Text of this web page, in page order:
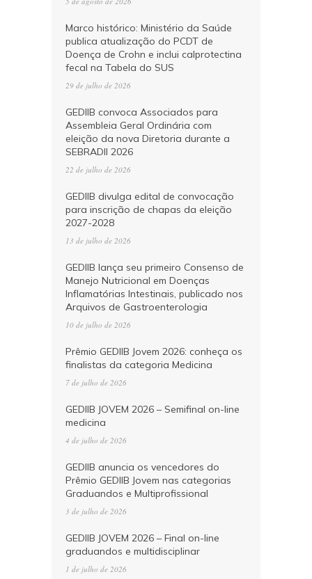
Marco histórico: Ministério da Saúde
publica atualização do PCDT de
Doença de Crohn e inclui calprotectina
fecal na Tabela do SUS
29 de julho de 2026
GEDIIB convoca Associados para
Assembleia Geral Ordinária com
eleição da nova Diretoria durante a
SEBRADII 2026
22 de julho de 2026
GEDIIB divulga edital de convocação
para inscrição de chapas da eleição
2027-2028
13 de julho de 2026
GEDIIB lança seu primeiro Consenso de
Manejo Nutricional em Doenças
Inflamatórias Intestinais, publicado nos
Arquivos de Gastroenterologia
10 de julho de 2026
Prêmio GEDIIB Jovem 2026: conheça os
finalistas da categoria Medicina
7 de julho de 2026
GEDIIB JOVEM 2026 – Semifinal on-line
medicina
4 de julho de 2026
GEDIIB anuncia os vencedores do
Prêmio GEDIIB Jovem nas categorias
Graduandos e Multiprofissional
3 de julho de 2026
GEDIIB JOVEM 2026 – Final on-line
graduandos e multidisciplinar
1 de julho de 2026